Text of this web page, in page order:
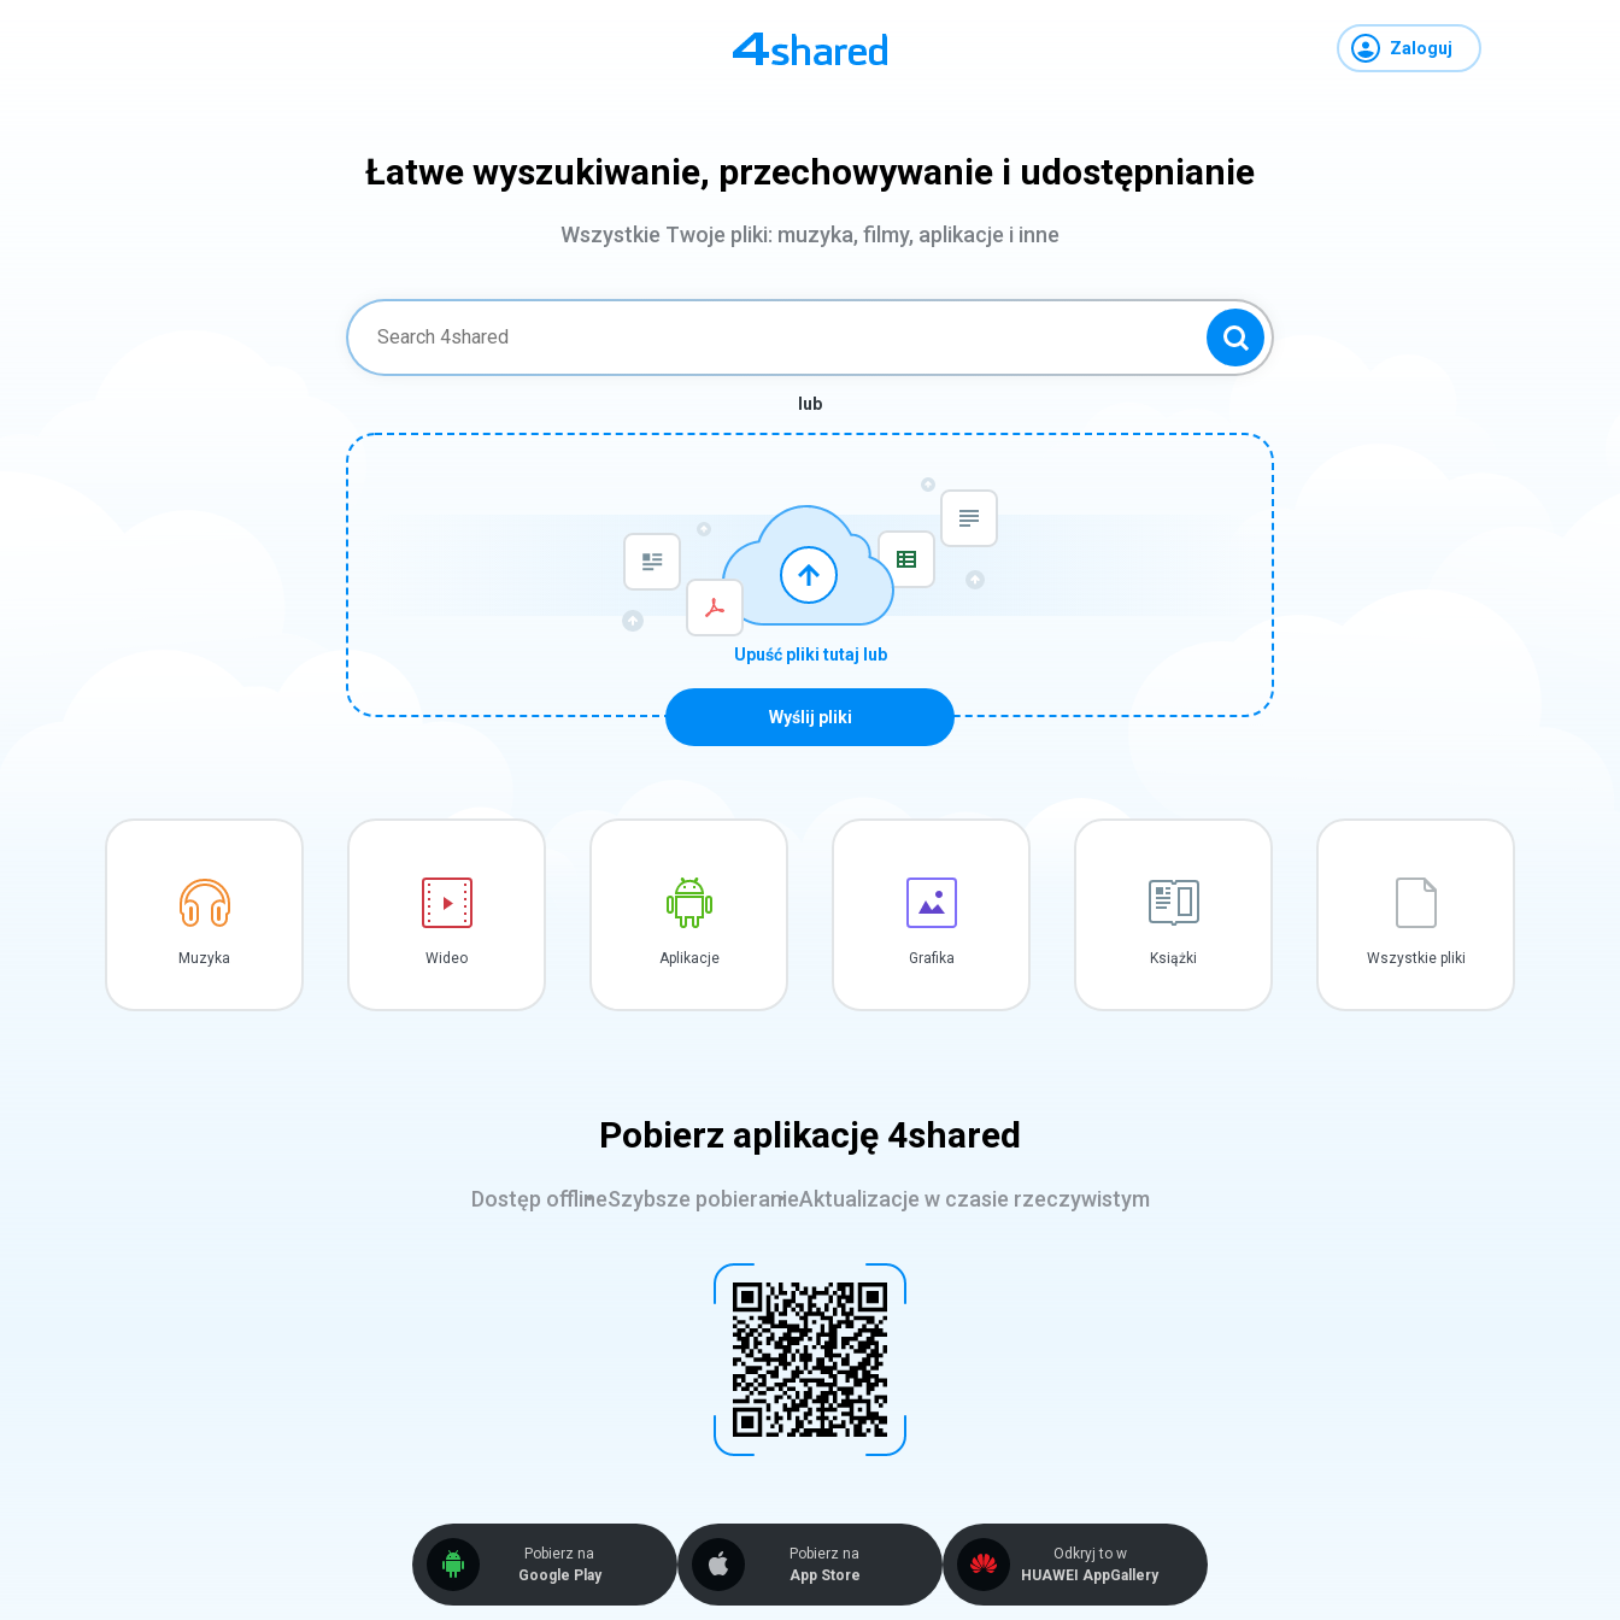
Zaloguj
Łatwe wyszukiwanie, przechowywanie i udostępnianie
Wszystkie Twoje pliki: muzyka, filmy, aplikacje i inne
lub
Upuść pliki tutaj lub
Wyślij pliki
Muzyka Wideo Aplikacje Grafika Książki Wszystkie pliki
Pobierz aplikację 4shared
Dostęp offlineSzybsze pobieranieAktualizacje w czasie rzeczywistym
Pobierz na
Google Play
Pobierz na
App Store
Odkryj to w
HUAWEI AppGallery